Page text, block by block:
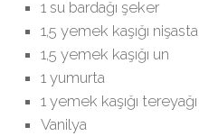
1 su bardağı şeker
1,5 yemek kaşığı nişasta
1,5 yemek kaşığı un
1 yumurta
1 yemek kaşığı tereyağı
Vanilya